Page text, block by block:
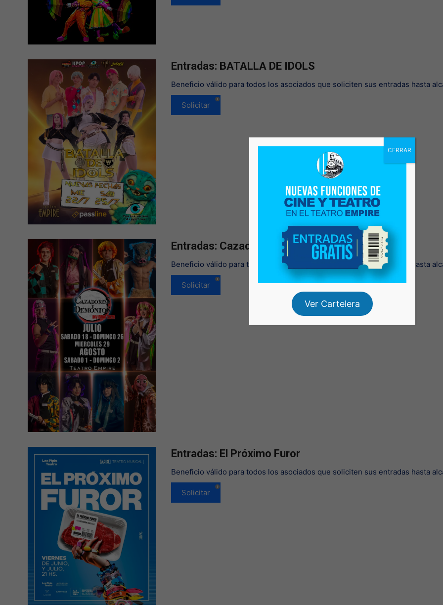
Entradas: BATALLA DE IDOLS
Beneficio válido para todos los asociados que soliciten sus entradas hasta
Solicitar
Entradas: Cazadores y Demonios en el Teatro
Beneficio válido para todos los asociados que soliciten sus entradas hasta
Solicitar
Entradas: El Próximo Furor
Beneficio válido para todos los asociados que soliciten sus entradas hasta
Solicitar
Ver Cartelera
CERRAR